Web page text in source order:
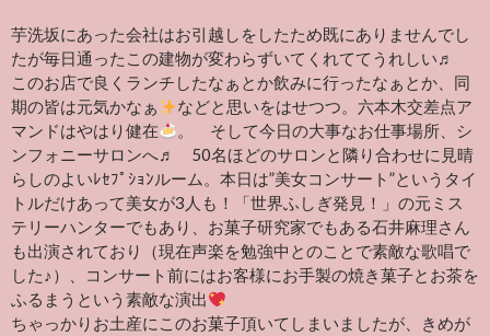
芋洗坂にあった会社はお引越しをしたため既にありませんでし
たが毎日通ったこの建物が変わらずいてくれててうれしい♬
このお店で良くランチしたなぁとか飲みに行ったなぁとか、同
期の皆は元気かなぁ
などと思いをはせつつ。六本木交差点ア
マンドはやはり健在
。 そして今日の大事なお仕事場所、シ
ンフォニーサロンへ♬ 50名ほどのサロンと隣り合わせに見晴
らしのよいﾚｾﾌﾟｼｮﾝルーム。本日は”美女コンサート”というタイ
トルだけあって美女が3人も！「世界ふしぎ発見！」の元ミス
テリーハンターでもあり、お菓子研究家でもある石井麻理さん
も出演されており（現在声楽を勉強中とのことで素敵な歌唱で
した♪）、コンサート前にはお客様にお手製の焼き菓子とお茶を
ふるまうという素敵な演出
ちゃっかりお土産にこのお菓子頂いてしまいましたが、きめが